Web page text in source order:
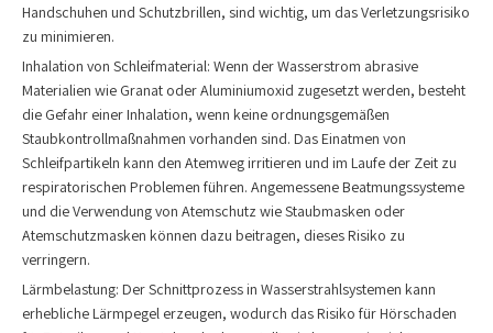
Handschuhen und Schutzbrillen, sind wichtig, um das Verletzungsrisiko
zu minimieren.
Inhalation von Schleifmaterial: Wenn der Wasserstrom abrasive
Materialien wie Granat oder Aluminiumoxid zugesetzt werden, besteht
die Gefahr einer Inhalation, wenn keine ordnungsgemäßen
Staubkontrollmaßnahmen vorhanden sind. Das Einatmen von
Schleifpartikeln kann den Atemweg irritieren und im Laufe der Zeit zu
respiratorischen Problemen führen. Angemessene Beatmungssysteme
und die Verwendung von Atemschutz wie Staubmasken oder
Atemschutzmasken können dazu beitragen, dieses Risiko zu
verringern.
Lärmbelastung: Der Schnittprozess in Wasserstrahlsystemen kann
erhebliche Lärmpegel erzeugen, wodurch das Risiko für Hörschaden